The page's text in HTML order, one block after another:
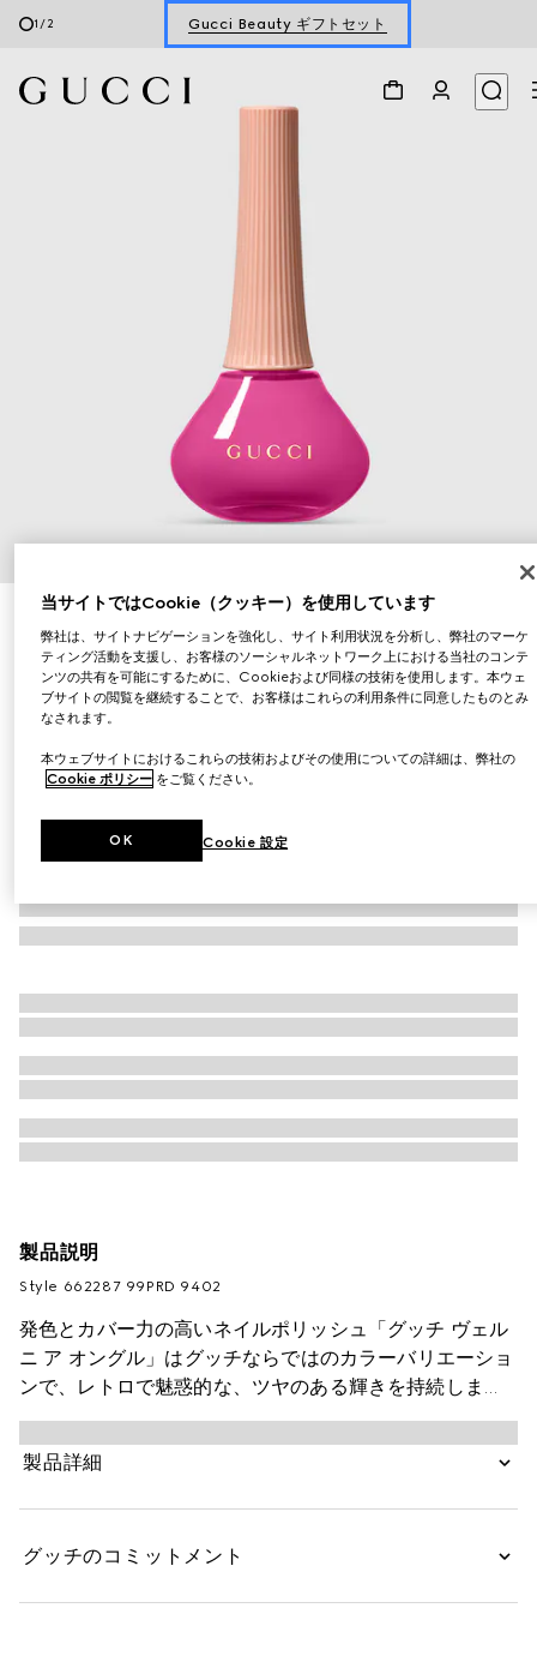
1 /2 Gucci Beauty ギフトセット
402 ヴァンティーン フューシャ、グッチ ヴェルニ ア オ
ングル
￥4,950
（税込）
バリエーション
製品説明
Style ‎662287 99PRD 9402
発色とカバー力の高いネイルポリッシュ「グッチ ヴェル
ニ ア オングル」はグッチならではのカラーバリエーショ
ンで、レトロで魅惑的な、ツヤのある輝きを持続しま
す。植物由来成分* を配合したネイルポリッシュには簡
単にムラなく塗ることができる専用のブラシを採用。速
乾性があり、スムーズに広がってツヤが長持ちします。
ールドカラーであしらわれ、なめらかな曲線を描くパス
製品詳細
グッチのコミットメント
当サイトではCookie（クッキー）を使用しています
弊社は、サイトナビゲーションを強化し、サイト利用状況を分析し、弊社のマーケ
ティング活動を支援し、お客様のソーシャルネットワーク上における当社のコンテ
ンツの共有を可能にするために、Cookieおよび同様の技術を使用します。本ウェ
ブサイトの閲覧を継続することで、お客様はこれらの利用条件に同意したものとみ
なされます。
本ウェブサイトにおけるこれらの技術およびその使用についての詳細は、弊社の
Cookie ポリシー をご覧ください。
Cookie 設定
OK